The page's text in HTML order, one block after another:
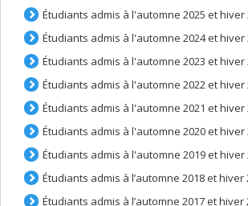
Étudiants admis à l'automne 2025 et hiver
Étudiants admis à l'automne 2024 et hiver
Étudiants admis à l'automne 2023 et hiver
Étudiants admis à l'automne 2022 et hiver
Étudiants admis à l'automne 2021 et hiver
Étudiants admis à l'automne 2020 et hiver
Étudiants admis à l'automne 2019 et hiver
Étudiants admis à l’automne 2018 et hiver
Étudiants admis à l’automne 2017 et hiver